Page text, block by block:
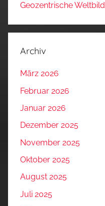
Geozentrische Weltbild
Archiv
März 2026
Februar 2026
Januar 2026
Dezember 2025
November 2025
Oktober 2025
August 2025
Juli 2025